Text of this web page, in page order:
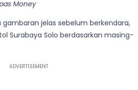
Money
gambaran jelas sebelum berkendara,
Surabaya Solo berdasarkan masing-